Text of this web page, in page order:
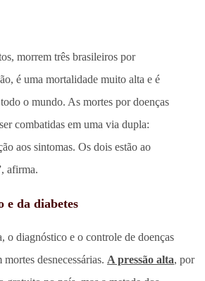
morrem três brasileiros por
é uma mortalidade muito alta e é
o mundo. As mortes por doenças
combatidas em uma via dupla:
aos sintomas. Os dois estão ao
afirma.
e da diabetes
o diagnóstico e o controle de doenças
desnecessárias. A pressão alta, por